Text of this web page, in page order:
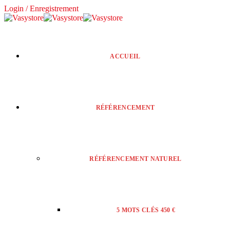
Login / Enregistrement
ACCUEIL
RÉFÉRENCEMENT
RÉFÉRENCEMENT NATUREL
5 MOTS CLÉS 450 €